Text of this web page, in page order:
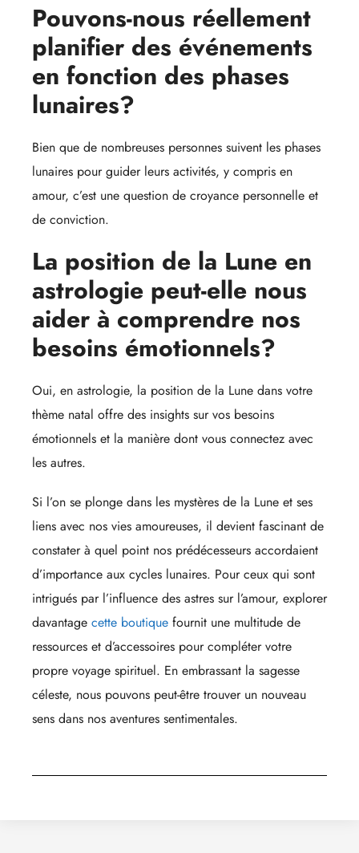
Pouvons-nous réellement
planifier des événements
en fonction des phases
lunaires?
Bien que de nombreuses personnes suivent les phases
lunaires pour guider leurs activités, y compris en
amour, c’est une question de croyance personnelle et
de conviction.
La position de la Lune en
astrologie peut-elle nous
aider à comprendre nos
besoins émotionnels?
Oui, en astrologie, la position de la Lune dans votre
thème natal offre des insights sur vos besoins
émotionnels et la manière dont vous connectez avec
les autres.
Si l’on se plonge dans les mystères de la Lune et ses
liens avec nos vies amoureuses, il devient fascinant de
constater à quel point nos prédécesseurs accordaient
d’importance aux cycles lunaires. Pour ceux qui sont
intrigués par l’influence des astres sur l’amour, explorer
davantage cette boutique fournit une multitude de
ressources et d’accessoires pour compléter votre
propre voyage spirituel. En embrassant la sagesse
céleste, nous pouvons peut-être trouver un nouveau
sens dans nos aventures sentimentales.